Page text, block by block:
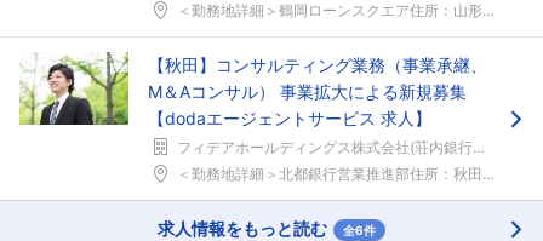
＜勤務地詳細＞鶴岡ローンスクエア住所：山形県鶴岡市...
【秋田】コンサルティング業務（事業承継、
M＆Aコンサル） 事業拡大による新規募集
【dodaエージェントサービス 求人】
フィデアホールディングス株式会社(荘内銀行・北都銀行)
＜勤務地詳細＞北都銀行営業推進部住所：秋田県秋田市...
求人情報をもっと読む 全6件